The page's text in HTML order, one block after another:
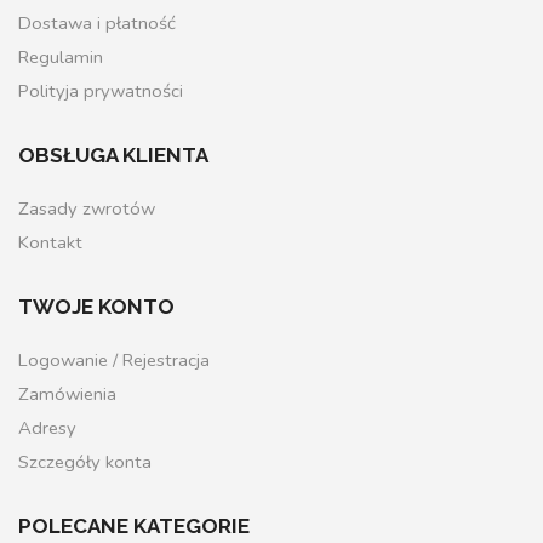
Dostawa i płatność
Regulamin
Polityja prywatności
OBSŁUGA KLIENTA
Zasady zwrotów
Kontakt
TWOJE KONTO
Logowanie / Rejestracja
Zamówienia
Adresy
Szczegóły konta
POLECANE KATEGORIE